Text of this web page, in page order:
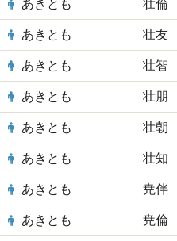
あきとも 壮倫
あきとも 壮友
あきとも 壮智
あきとも 壮朋
あきとも 壮朝
あきとも 壮知
あきとも 尭伴
あきとも 尭倫